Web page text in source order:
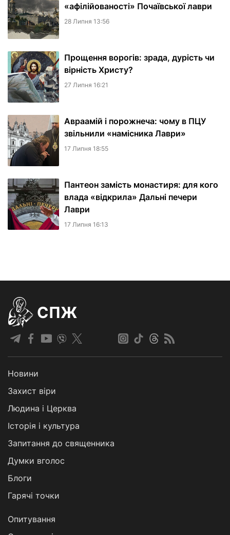
«афілійованості» Почаївської лаври
28 Липня 13:56
Прощення ворогів: зрада, дурість чи
вірність Христу?
27 Липня 16:21
Авраамій і порожнеча: чому в ПЦУ
звільнили «намісника Лаври»
17 Липня 18:55
Пантеон замість монастиря: для кого
влада «відкрила» Дальні печери
Лаври
17 Липня 16:13
СПЖ
Новини
Захист віри
Людина і Церква
Історія і культура
Запитання до священника
Думки вголос
Блоги
Гарячі точки
Опитування